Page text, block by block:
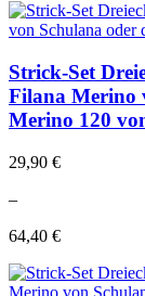
Strick-Set
Filana Merino
Merino 120
29,90 €
–
64,40 €